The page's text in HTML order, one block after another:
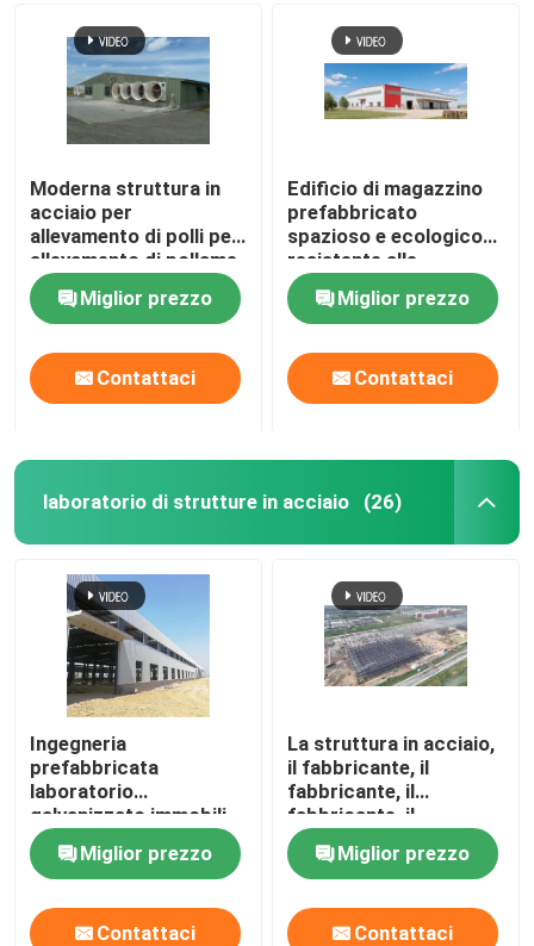
Moderna struttura in
acciaio per
allevamento di polli per
allevamento di pollame,
costruzione di
strutture in acciaio
leggero per pollame
Miglior prezzo
Contattaci
Edificio di magazzino
prefabbricato
spazioso e ecologico
resistente alle
intemperie
Miglior prezzo
Contattaci
laboratorio di strutture in acciaio (26)
Ingegneria
prefabbricata
laboratorio
galvanizzato immobili
di magazzino di acciaio
progettazione
Miglior prezzo
Contattaci
La struttura in acciaio,
il fabbricante, il
fabbricante, il
fabbricante, il
fabbricante
Miglior prezzo
Contattaci